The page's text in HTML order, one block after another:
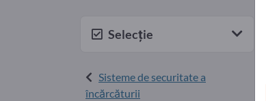
Selecție
Sisteme de securitate a
încărcăturii